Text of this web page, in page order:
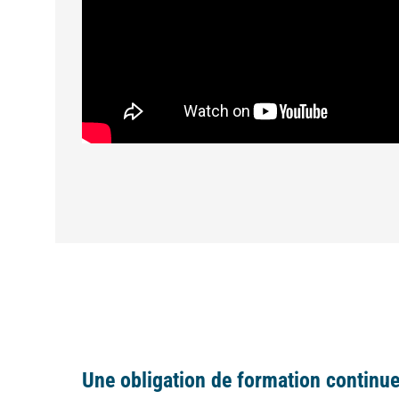
Une obligation de formation continue